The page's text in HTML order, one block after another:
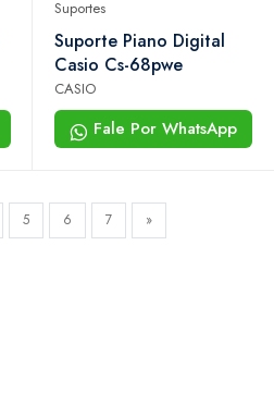
Suportes
Suporte Piano Digital
Casio Cs-68pwe
CASIO
Fale Por WhatsApp
5 6 7 »